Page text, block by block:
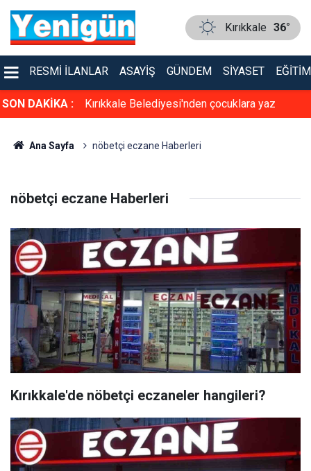
Kırıkkale 36°
RESMI İLANLAR ASAYIŞ GÜNDEM SIYASET EĞITIM
SON DAKİKA :
alarm Kırıkkale Belediyesi'nden çocuklara yaz
Ana Sayfa nöbetçi eczane Haberleri
nöbetçi eczane Haberleri
Kırıkkale'de nöbetçi eczaneler hangileri?